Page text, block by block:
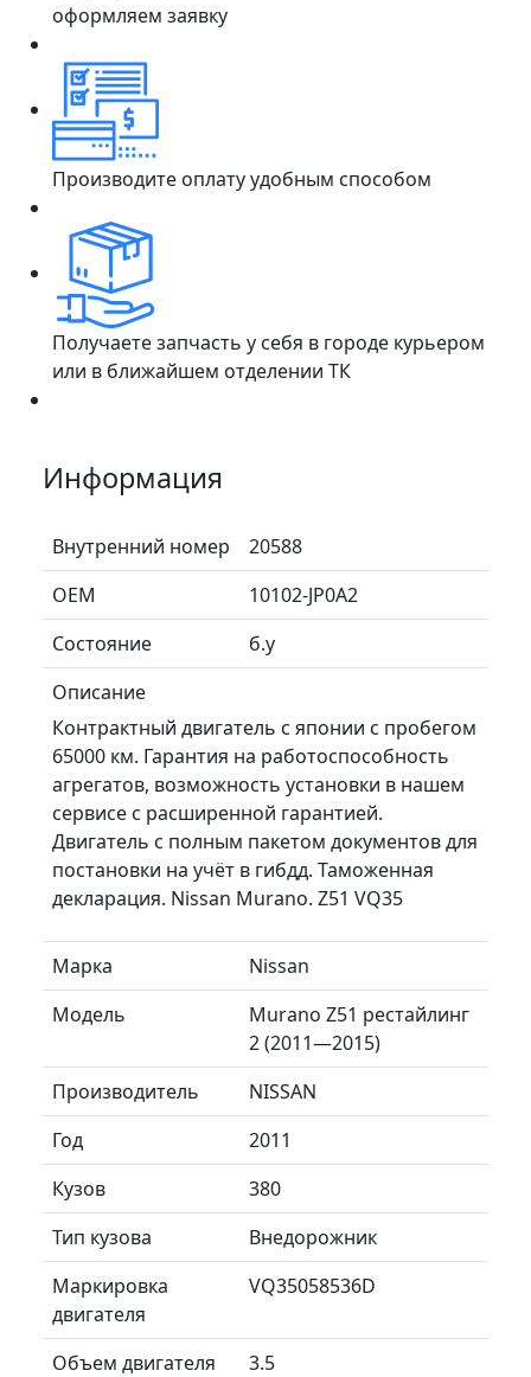
оформляем заявку
Производите оплату удобным способом
Получаете запчасть у себя в городе курьером
или в ближайшем отделении ТК
Информация
Внутренний номер
20588
ОЕМ
10102-JP0A2
Состояние
б.у
Описание
Контрактный двигатель с японии с пробегом
65000 км. Гарантия на работоспособность
агрегатов, возможность установки в нашем
сервисе с расширенной гарантией.
Двигатель с полным пакетом документов для
постановки на учёт в гибдд. Таможенная
декларация. Nissan Murano. Z51 VQ35
Марка
Nissan
Модель
Murano Z51 рестайлинг
2 (2011—2015)
Производитель
NISSAN
Год
2011
Кузов
380
Тип кузова
Внедорожник
Маркировка
двигателя
VQ35058536D
Объем двигателя
3.5